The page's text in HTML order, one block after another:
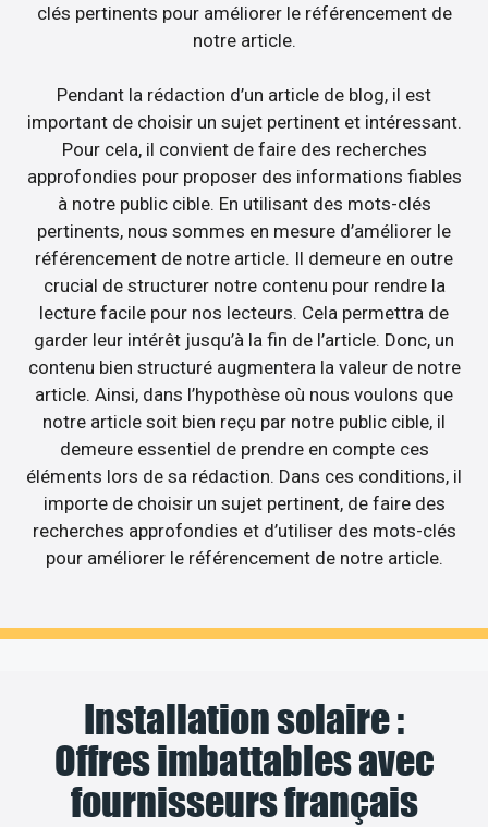
clés pertinents pour améliorer le référencement de
notre article.
Pendant la rédaction d’un article de blog, il est
important de choisir un sujet pertinent et intéressant.
Pour cela, il convient de faire des recherches
approfondies pour proposer des informations fiables
à notre public cible. En utilisant des mots-clés
pertinents, nous sommes en mesure d’améliorer le
référencement de notre article. Il demeure en outre
crucial de structurer notre contenu pour rendre la
lecture facile pour nos lecteurs. Cela permettra de
garder leur intérêt jusqu’à la fin de l’article. Donc, un
contenu bien structuré augmentera la valeur de notre
article. Ainsi, dans l’hypothèse où nous voulons que
notre article soit bien reçu par notre public cible, il
demeure essentiel de prendre en compte ces
éléments lors de sa rédaction. Dans ces conditions, il
importe de choisir un sujet pertinent, de faire des
recherches approfondies et d’utiliser des mots-clés
pour améliorer le référencement de notre article.
Installation solaire :
Offres imbattables avec
fournisseurs français